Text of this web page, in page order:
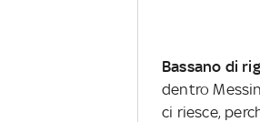
Bassano di
dentro
ci riesce,